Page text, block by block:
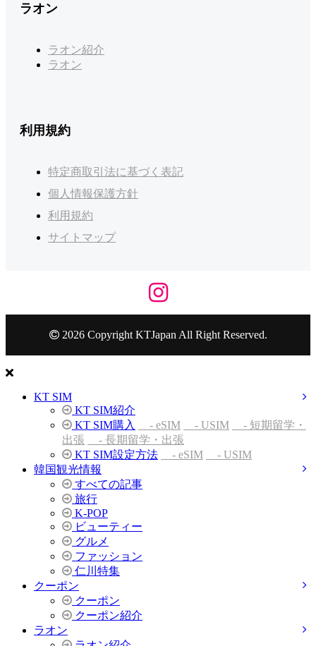
ラオン
ラオン紹介
ラオン
利用規約
特定商取引法に基づく表記
個人情報保護方針
利用規約
サイトマップ
2026 Copyright KTJapan All Right Reserved.
KT SIM
KT SIM紹介
KT SIM購入
- eSIM - USIM
- 短期留学・
出張
- 長期留学・出張
KT SIM設定方法
- eSIM
- USIM
韓国観光情報
すべての記事
旅行
K-POP
ビューティー
グルメ
ファッション
仁川特集
クーポン
クーポン
クーポン紹介
ラオン